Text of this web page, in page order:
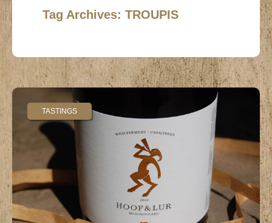
Tag Archives: TROUPIS
TASTINGS